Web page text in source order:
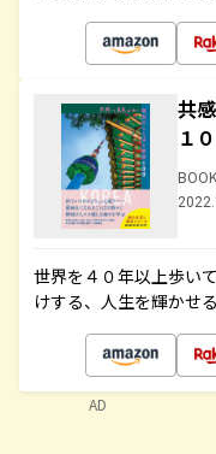
共
１
世界を４０年以上歩い
けする、人生を輝かせ
AD